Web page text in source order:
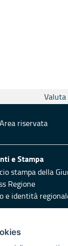
Area riservata
e Stampa
stampa della
Regione
e identità
di